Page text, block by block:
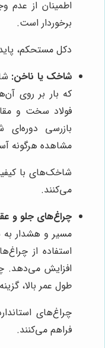
اطمینان از عدم
برخوردار است.
دکل مستحکم،
شاخک یا ناخن:
که بار بر روی
فولاد سخت و
بازرسی
مشاهده هرگونه
شاخک‌های با
می‌کنند.
چراغ‌های جلو و
مسیر و هشدار به
استفاده از
طول عمر بالا،
چراغ‌های
فراهم می‌کنند.